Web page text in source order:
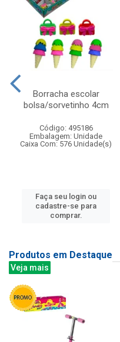
Borracha escolar
bolsa/sorvetinho 4cm
Código: 495186
Embalagem: Unidade
Caixa Com: 576 Unidade(s)
Faça seu login ou
cadastre-se para
comprar.
Produtos em Destaque
Veja mais